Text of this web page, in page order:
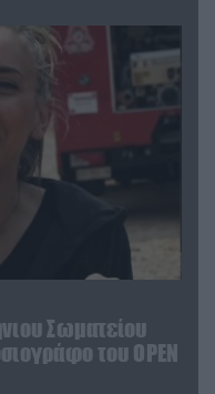
Σωματείου
του OPEN